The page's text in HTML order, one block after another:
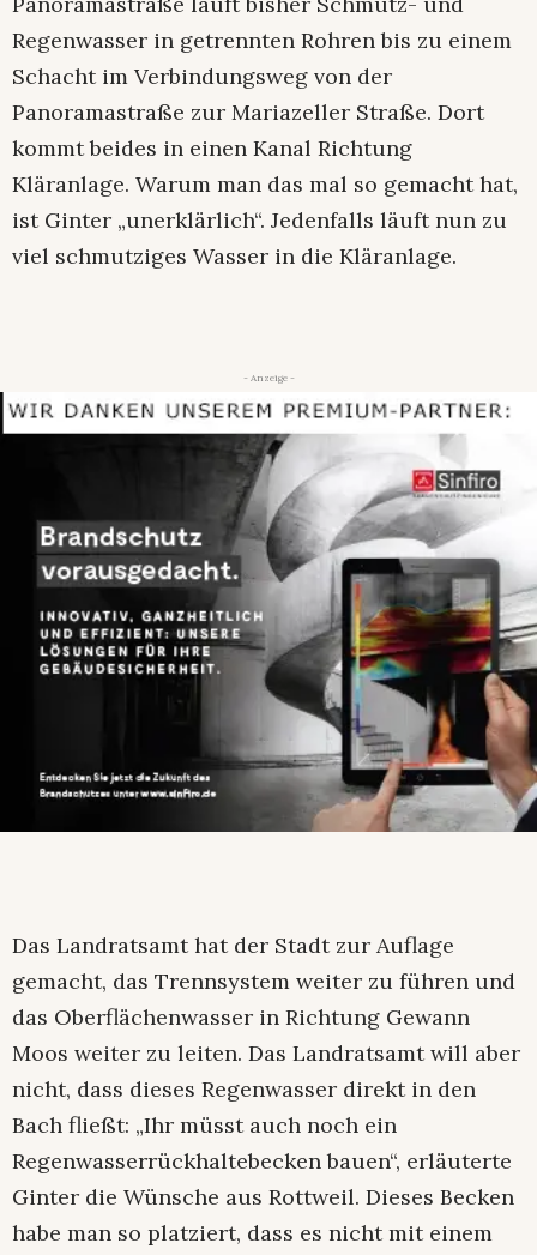
Regenwasser in getrennten Rohren bis zu einem
Schacht im Verbindungsweg von der
Panoramastraße zur Mariazeller Straße. Dort
kommt beides in einen Kanal Richtung
Kläranlage. Warum man das mal so gemacht hat,
ist Ginter „unerklärlich“. Jedenfalls läuft nun zu
viel schmutziges Wasser in die Kläranlage.
- Anzeige -
Das Landratsamt hat der Stadt zur Auflage
gemacht, das Trennsystem weiter zu führen und
das Oberflächenwasser in Richtung Gewann
Moos weiter zu leiten. Das Landratsamt will aber
nicht, dass dieses Regenwasser direkt in den
Bach fließt: „Ihr müsst auch noch ein
Regenwasserrückhaltebecken bauen“, erläuterte
Ginter die Wünsche aus Rottweil. Dieses Becken
habe man so platziert, dass es nicht mit einem